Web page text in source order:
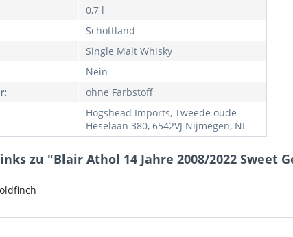
0,7 l
Schottland
Single Malt Whisky
Nein
ohne Farbstoff
Hogshead Imports, Tweede oude
Heselaan 380, 6542VJ Nijmegen, NL
zu "Blair Athol 14 Jahre 2008/2022 Sweet